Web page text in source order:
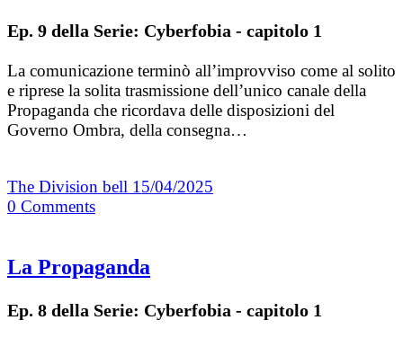
Ep. 9 della Serie: Cyberfobia - capitolo 1
La comunicazione terminò all’improvviso come al solito
e riprese la solita trasmissione dell’unico canale della
Propaganda che ricordava delle disposizioni del
Governo Ombra, della consegna…
The Division bell 15/04/2025
0 Comments
La Propaganda
Ep. 8 della Serie: Cyberfobia - capitolo 1